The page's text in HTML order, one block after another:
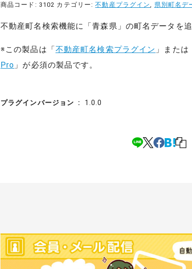
商品コード: 3102 カテゴリー:不動産プラグイン 県別町名デ
不動産町名検索機能に「青森県」の町名データを追
※この製品は「不動産町名検索プラグイン 」または
Pro 」が必須の製品です。
プラグインバージョン 1.0.0